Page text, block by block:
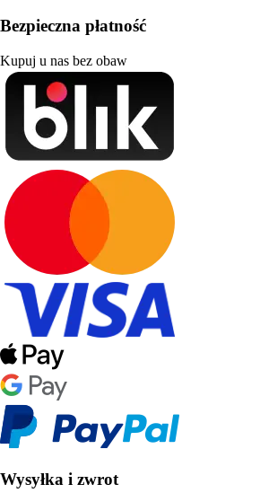
Bezpieczna płatność
Kupuj u nas bez obaw
Wysyłka i zwrot